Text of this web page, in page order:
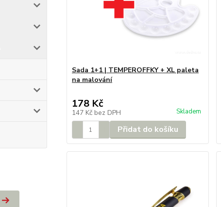
Sada 1+1 | TEMPEROFFKY + XL paleta
na malování
178 Kč
147 Kč bez DPH Skladem
Přidat do košíku